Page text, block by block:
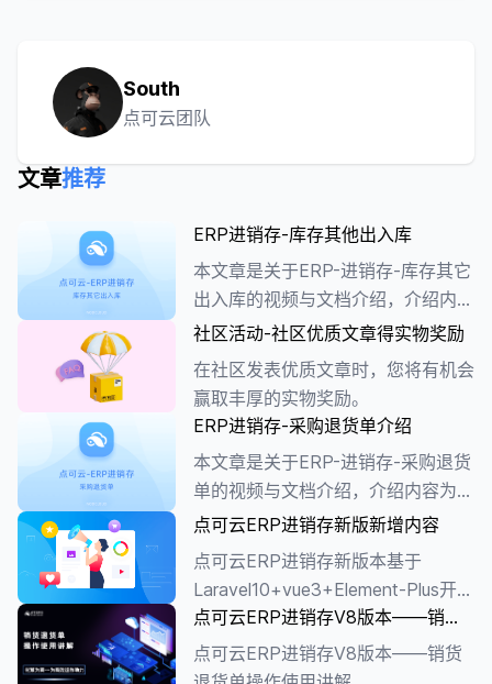
South
点可云团队
文章推荐
ERP进销存-库存其他出入库
本文章是关于ERP-进销存-库存其它
出入库的视频与文档介绍，介绍内容
为功能布局、报表区域等。
社区活动-社区优质文章得实物奖励
在社区发表优质文章时，您将有机会
赢取丰厚的实物奖励。
ERP进销存-采购退货单介绍
本文章是关于ERP-进销存-采购退货
单的视频与文档介绍，介绍内容为功
能、操作、数据信息等。
点可云ERP进销存新版新增内容
点可云ERP进销存新版本基于
Laravel10+vue3+Element-Plus开
发，采用前后端分离机制，全新UI
界面、全新业务流程、全新报表组
件、支持本地化部署、支持源代码交
点可云ERP进销存V8版本——销货
退货单操作使用讲解
点可云ERP进销存V8版本——销货